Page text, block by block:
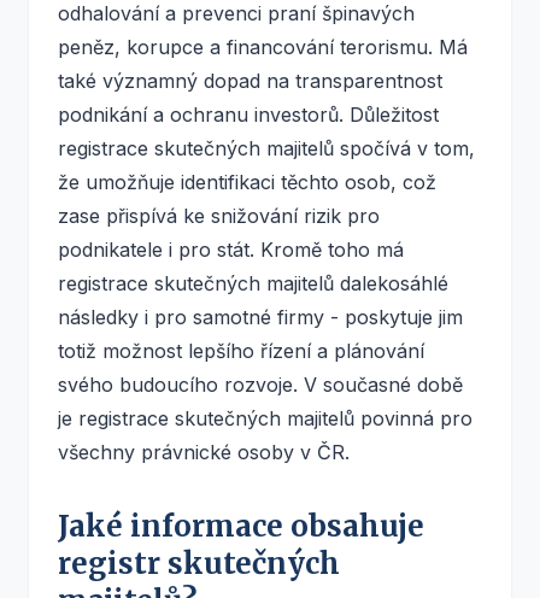
odhalování a prevenci praní špinavých
peněz, korupce a financování terorismu. Má
také významný dopad na transparentnost
podnikání a ochranu investorů. Důležitost
registrace skutečných majitelů spočívá v tom,
že umožňuje identifikaci těchto osob, což
zase přispívá ke snižování rizik pro
podnikatele i pro stát. Kromě toho má
registrace skutečných majitelů dalekosáhlé
následky i pro samotné firmy - poskytuje jim
totiž možnost lepšího řízení a plánování
svého budoucího rozvoje. V současné době
je registrace skutečných majitelů povinná pro
všechny právnické osoby v ČR.
Jaké informace obsahuje
registr skutečných